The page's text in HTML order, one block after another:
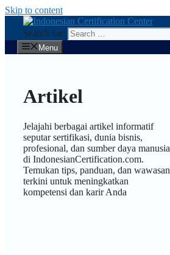
Skip to content
Search for:
Menu
Artikel
Jelajahi berbagai artikel informatif
seputar sertifikasi, dunia bisnis,
profesional, dan sumber daya manusia
di IndonesianCertification.com.
Temukan tips, panduan, dan wawasan
terkini untuk meningkatkan
kompetensi dan karir Anda